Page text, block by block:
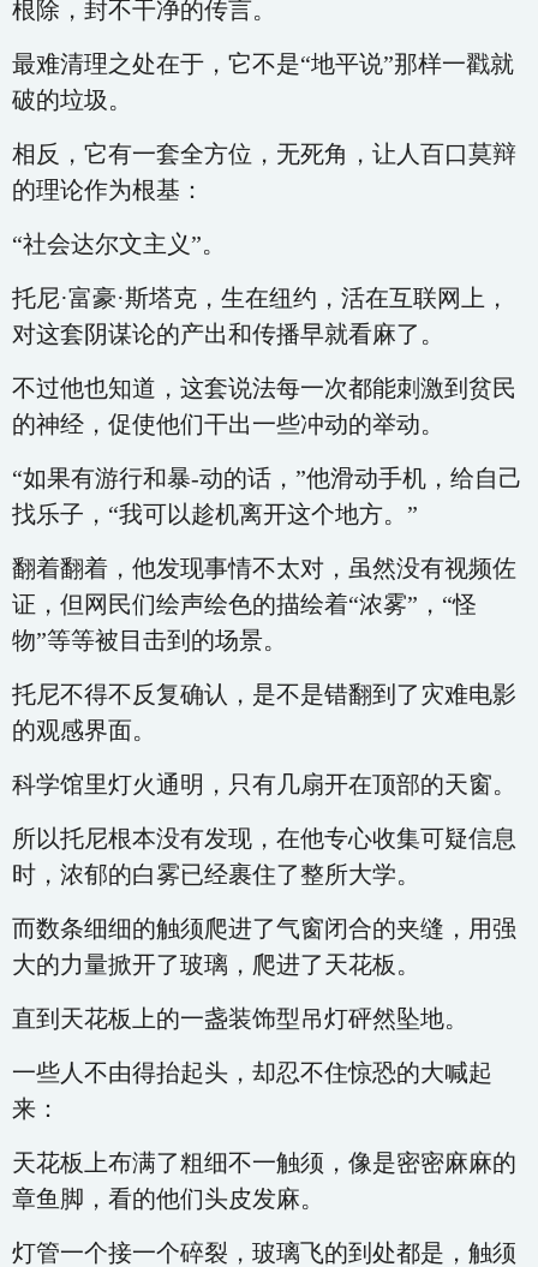
根除，封不干净的传言。
最难清理之处在于，它不是“地平说”那样一戳就
破的垃圾。
相反，它有一套全方位，无死角，让人百口莫辩
的理论作为根基：
“社会达尔文主义”。
托尼·富豪·斯塔克，生在纽约，活在互联网上，
对这套阴谋论的产出和传播早就看麻了。
不过他也知道，这套说法每一次都能刺激到贫民
的神经，促使他们干出一些冲动的举动。
“如果有游行和暴-动的话，”他滑动手机，给自己
找乐子，“我可以趁机离开这个地方。”
翻着翻着，他发现事情不太对，虽然没有视频佐
证，但网民们绘声绘色的描绘着“浓雾”，“怪
物”等等被目击到的场景。
托尼不得不反复确认，是不是错翻到了灾难电影
的观感界面。
科学馆里灯火通明，只有几扇开在顶部的天窗。
所以托尼根本没有发现，在他专心收集可疑信息
时，浓郁的白雾已经裹住了整所大学。
而数条细细的触须爬进了气窗闭合的夹缝，用强
大的力量掀开了玻璃，爬进了天花板。
直到天花板上的一盏装饰型吊灯砰然坠地。
一些人不由得抬起头，却忍不住惊恐的大喊起
来：
天花板上布满了粗细不一触须，像是密密麻麻的
章鱼脚，看的他们头皮发麻。
灯管一个接一个碎裂，玻璃飞的到处都是，触须